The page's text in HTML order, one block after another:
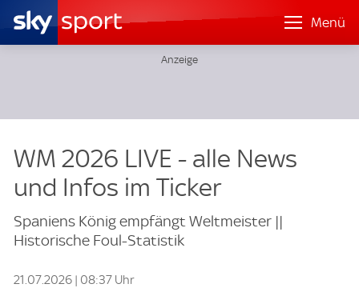
Menü
WM 2026 LIVE - alle News
und Infos im Ticker
Spaniens König empfängt Weltmeister ||
Historische Foul-Statistik
21.07.2026 | 08:37 Uhr